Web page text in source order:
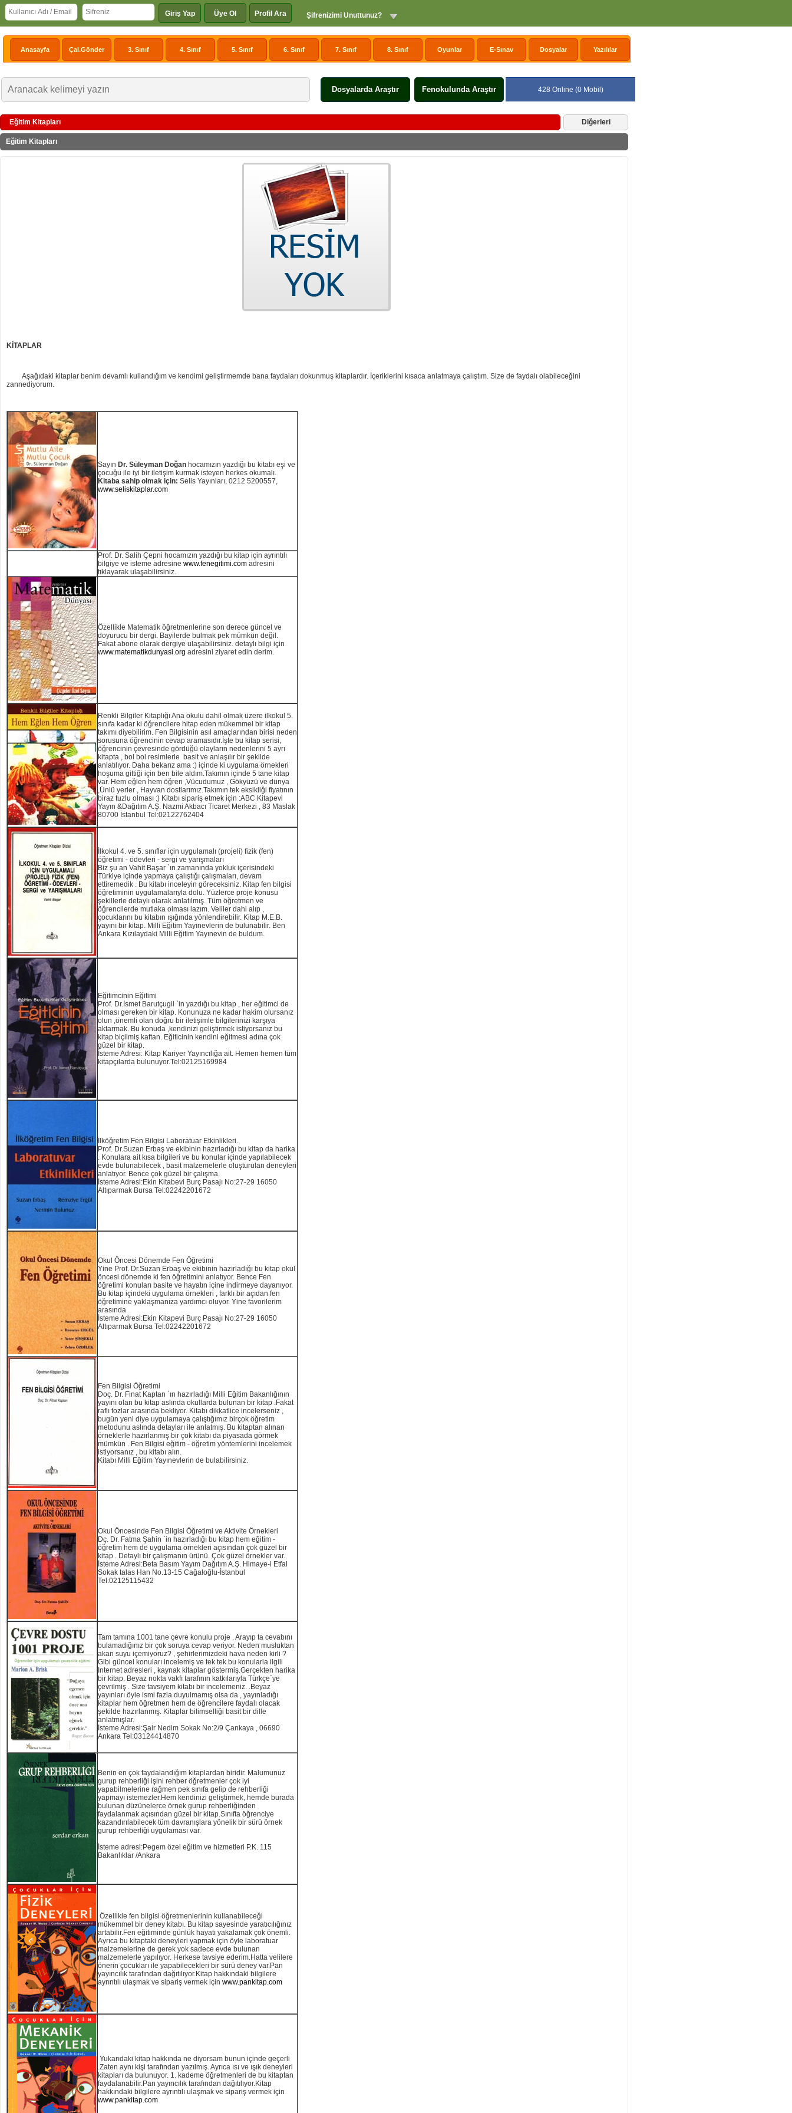
Giriş Yap Üye Ol Profil Ara Şifrenizimi Unuttunuz?
Anasayfa Çal.Gönder 3. Sınıf 4. Sınıf 5. Sınıf 6. Sınıf 7. Sınıf 8. Sınıf Oyunlar E-Sınav Dosyalar Yazılılar
Dosyalarda Araştır Fenokulunda Araştır 428 Online (0 Mobil)
Eğitim Kitapları Diğerleri
Eğitim Kitapları
KİTAPLAR
Aşağıdaki kitaplar benim devamlı kullandığım ve kendimi geliştirmemde bana faydaları dokunmuş kitaplardır. İçeriklerini kısaca anlatmaya çalıştım. Size de faydalı olabileceğini
zannediyorum.
Sayın Dr. Süleyman Doğan hocamızın yazdığı bu kitabı eşi ve
çocuğu ile iyi bir iletişim kurmak isteyen herkes okumalı.
Kitaba sahip olmak için: Selis Yayınları, 0212 5200557,
www.seliskitaplar.com
Prof. Dr. Salih Çepni hocamızın yazdığı bu kitap için ayrıntılı
bilgiye ve isteme adresine www.fenegitimi.com adresini
tıklayarak ulaşabilirsiniz.
Özellikle Matematik öğretmenlerine son derece güncel ve
doyurucu bir dergi. Bayilerde bulmak pek mümkün değil.
Fakat abone olarak dergiye ulaşabilirsiniz. detaylı bilgi için
www.matematikdunyasi.org adresini ziyaret edin derim.
Renkli Bilgiler Kitaplığı Ana okulu dahil olmak üzere ilkokul 5.
sınıfa kadar ki öğrencilere hitap eden mükemmel bir kitap
takımı diyebilirim. Fen Bilgisinin asıl amaçlarından birisi neden
sorusuna öğrencinin cevap aramasıdır.İşte bu kitap serisi,
öğrencinin çevresinde gördüğü olayların nedenlerini 5 ayrı
kitapta , bol bol resimlerle basit ve anlaşılır bir şekilde
anlatılıyor. Daha bekarız ama :) içinde ki uygulama örnekleri
hoşuma gittiği için ben bile aldım.Takımın içinde 5 tane kitap
var. Hem eğlen hem öğren ,Vücudumuz , Gökyüzü ve dünya
,Ünlü yerler , Hayvan dostlarımız.Takımın tek eksikliği fiyatının
biraz tuzlu olması :) Kitabı sipariş etmek için :ABC Kitapevi
Yayın &Dağıtım A.Ş. Nazmi Akbacı Ticaret Merkezi , 83 Maslak
80700 İstanbul Tel:02122762404
İlkokul 4. ve 5. sınıflar için uygulamalı (projeli) fizik (fen)
öğretimi - ödevleri - sergi ve yarışmaları
Biz şu an Vahit Başar `ın zamanında yokluk içerisindeki
Türkiye içinde yapmaya çalıştığı çalışmaları, devam
ettiremedik . Bu kitabı inceleyin göreceksiniz. Kitap fen bilgisi
öğretiminin uygulamalarıyla dolu. Yüzlerce proje konusu
şekillerle detaylı olarak anlatılmış. Tüm öğretmen ve
öğrencilerde mutlaka olması lazım. Veliler dahi alıp ,
çocuklarını bu kitabın ışığında yönlendirebilir. Kitap M.E.B.
yayını bir kitap. Milli Eğitim Yayınevlerin de bulunabilir. Ben
Ankara Kızılaydaki Milli Eğitim Yayınevin de buldum.
Eğitimcinin Eğitimi
Prof. Dr.İsmet Barutçugil `in yazdığı bu kitap , her eğitimci de
olması gereken bir kitap. Konunuza ne kadar hakim olursanız
olun ,önemli olan doğru bir iletişimle bilgilerinizi karşıya
aktarmak. Bu konuda ,kendinizi geliştirmek istiyorsanız bu
kitap biçilmiş kaftan. Eğiticinin kendini eğitmesi adına çok
güzel bir kitap.
İsteme Adresi: Kitap Kariyer Yayıncılığa ait. Hemen hemen tüm
kitapçılarda bulunuyor.Tel:02125169984
İlköğretim Fen Bilgisi Laboratuar Etkinlikleri.
Prof. Dr.Suzan Erbaş ve ekibinin hazırladığı bu kitap da harika
. Konulara ait kısa bilgileri ve bu konular içinde yapılabilecek
evde bulunabilecek , basit malzemelerle oluşturulan deneyleri
anlatıyor. Bence çok güzel bir çalışma.
İsteme Adresi:Ekin Kitabevi Burç Pasajı No:27-29 16050
Altıparmak Bursa Tel:02242201672
Okul Öncesi Dönemde Fen Öğretimi
Yine Prof. Dr.Suzan Erbaş ve ekibinin hazırladığı bu kitap okul
öncesi dönemde ki fen öğretimini anlatıyor. Bence Fen
öğretimi konuları basite ve hayatın içine indirmeye dayanıyor.
Bu kitap içindeki uygulama örnekleri , farklı bir açıdan fen
öğretimine yaklaşmanıza yardımcı oluyor. Yine favorilerim
arasında
İsteme Adresi:Ekin Kitapevi Burç Pasajı No:27-29 16050
Altıparmak Bursa Tel:02242201672
Fen Bilgisi Öğretimi
Doç. Dr. Finat Kaptan `ın hazırladığı Milli Eğitim Bakanlığının
yayını olan bu kitap aslında okullarda bulunan bir kitap .Fakat
raflı tozlar arasında bekliyor. Kitabı dikkatlice incelerseniz ,
bugün yeni diye uygulamaya çalıştığımız birçok öğretim
metodunu aslında detayları ile anlatmış. Bu kitaptan alınan
örneklerle hazırlanmış bir çok kitabı da piyasada görmek
mümkün . Fen Bilgisi eğitim - öğretim yöntemlerini incelemek
istiyorsanız , bu kitabı alın.
Kitabı Milli Eğitim Yayınevlerin de bulabilirsiniz.
Okul Öncesinde Fen Bilgisi Öğretimi ve Aktivite Örnekleri
Dç. Dr. Fatma Şahin `in hazırladığı bu kitap hem eğitim -
öğretim hem de uygulama örnekleri açısından çok güzel bir
kitap . Detaylı bir çalışmanın ürünü. Çok güzel örnekler var.
İsteme Adresi:Beta Basım Yayım Dağıtım A.Ş. Himaye-i Etfal
Sokak talas Han No.13-15 Cağaloğlu-İstanbul
Tel:02125115432
Tam tamına 1001 tane çevre konulu proje . Arayıp ta cevabını
bulamadığınız bir çok soruya cevap veriyor. Neden musluktan
akan suyu içemiyoruz? , şehirlerimizdeki hava neden kirli ?
Gibi güncel konuları incelemiş ve tek tek bu konularla ilgili
Internet adresleri , kaynak kitaplar göstermiş.Gerçekten harika
bir kitap. Beyaz nokta vakfı tarafının katkılarıyla Türkçe`ye
çevrilmiş . Size tavsiyem kitabı bir incelemeniz. .Beyaz
yayınları öyle ismi fazla duyulmamış olsa da , yayınladığı
kitaplar hem öğretmen hem de öğrencilere faydalı olacak
şekilde hazırlanmış. Kitaplar bilimselliği basit bir dille
anlatmışlar.
İsteme Adresi:Şair Nedim Sokak No:2/9 Çankaya , 06690
Ankara Tel:03124414870
Benin en çok faydalandığım kitaplardan biridir. Malumunuz
gurup rehberliği işini rehber öğretmenler çok iyi
yapabilmelerine rağmen pek sınıfa gelip de rehberliği
yapmayı istemezler.Hem kendinizi geliştirmek, hemde burada
bulunan düzünelerce örnek gurup rehberliğinden
faydalanmak açısından güzel bir kitap.Sınıfta öğrenciye
kazandırılabilecek tüm davranışlara yönelik bir sürü örnek
gurup rehberliği uygulaması var.
İsteme adresi:Pegem özel eğitim ve hizmetleri P.K. 115
Bakanlıklar /Ankara
Özellikle fen bilgisi öğretmenlerinin kullanabileceği
mükemmel bir deney kitabı. Bu kitap sayesinde yaratıcılığınız
artabilir.Fen eğitiminde günlük hayatı yakalamak çok önemli.
Ayrıca bu kitaptaki deneyleri yapmak için öyle laboratuar
malzemelerine de gerek yok sadece evde bulunan
malzemelerle yapılıyor. Herkese tavsiye ederim.Hatta velilere
önerin çocukları ile yapabilecekleri bir sürü deney var.Pan
yayıncılık tarafından dağıtılıyor.Kitap hakkındaki bilgilere
ayrıntılı ulaşmak ve sipariş vermek için www.pankitap.com
Yukarıdaki kitap hakkında ne diyorsam bunun içinde geçerli
.Zaten aynı kişi tarafından yazılmış. Ayrıca ısı ve ışık deneyleri
kitapları da bulunuyor. 1. kademe öğretmenleri de bu kitaptan
faydalanabilir.Pan yayıncılık tarafından dağıtılıyor.Kitap
hakkındaki bilgilere ayrıntılı ulaşmak ve sipariş vermek için
www.pankitap.com